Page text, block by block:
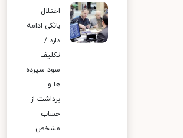
اختلال
بانکی ادامه
دارد /
تکلیف
سود سپرده
ها و
برداشت از
حساب
مشخص